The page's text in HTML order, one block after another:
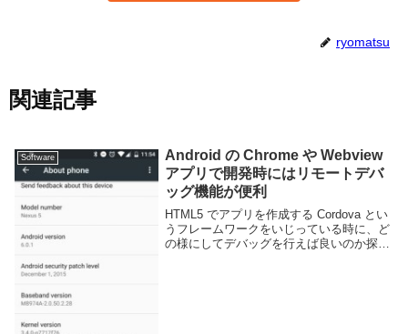
ryomatsu
関連記事
Software
Android の Chrome や Webview
アプリで開発時にはリモートデバ
ッグ機能が便利
HTML5 でアプリを作成する Cordova とい
うフレームワークをいじっている時に、ど
の様にしてデバッグを行えば良いのか探し